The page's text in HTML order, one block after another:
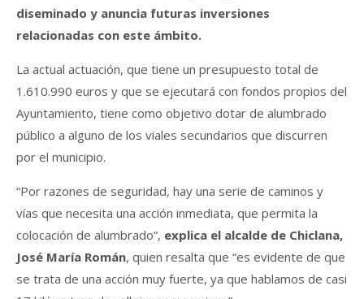
diseminado y anuncia futuras inversiones
relacionadas con este ámbito.
La actual actuación, que tiene un presupuesto total de
1.610.990 euros y que se ejecutará con fondos propios del
Ayuntamiento, tiene como objetivo dotar de alumbrado
público a alguno de los viales secundarios que discurren
por el municipio.
“Por razones de seguridad, hay una serie de caminos y
vías que necesita una acción inmediata, que permita la
colocación de alumbrado”, explica el alcalde de Chiclana,
José María Román, quien resalta que “es evidente de que
se trata de una acción muy fuerte, ya que hablamos de casi